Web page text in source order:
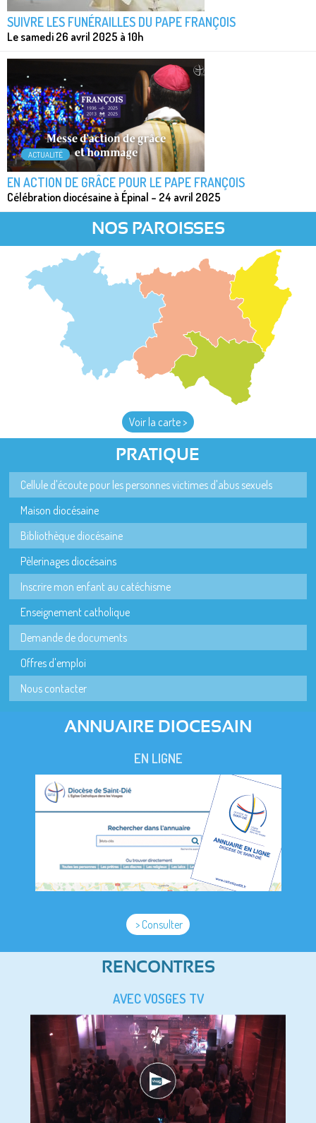
SUIVRE LES FUNÉRAILLES DU PAPE FRANÇOIS
Le samedi 26 avril 2025 à 10h
ACTUALITÉ
EN ACTION DE GRÂCE POUR LE PAPE FRANÇOIS
Célébration diocésaine à Épinal – 24 avril 2025
NOS PAROISSES
Voir la carte >
PRATIQUE
Cellule d'écoute pour les personnes victimes d'abus sexuels
Maison diocésaine
Bibliothèque diocésaine
Pèlerinages diocésains
Inscrire mon enfant au catéchisme
Enseignement catholique
Demande de documents
Offres d'emploi
Nous contacter
ANNUAIRE DIOCESAIN
EN LIGNE
> Consulter
RENCONTRES
AVEC VOSGES TV